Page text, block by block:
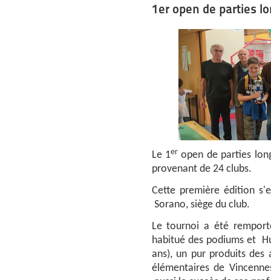
1er open de parties
Le 1er open de parties
provenant de 24 clubs.
Cette première édition
Sorano, siège du club.
Le tournoi a été
habitué des podiums et
ans), un pur produits des
élémentaires de